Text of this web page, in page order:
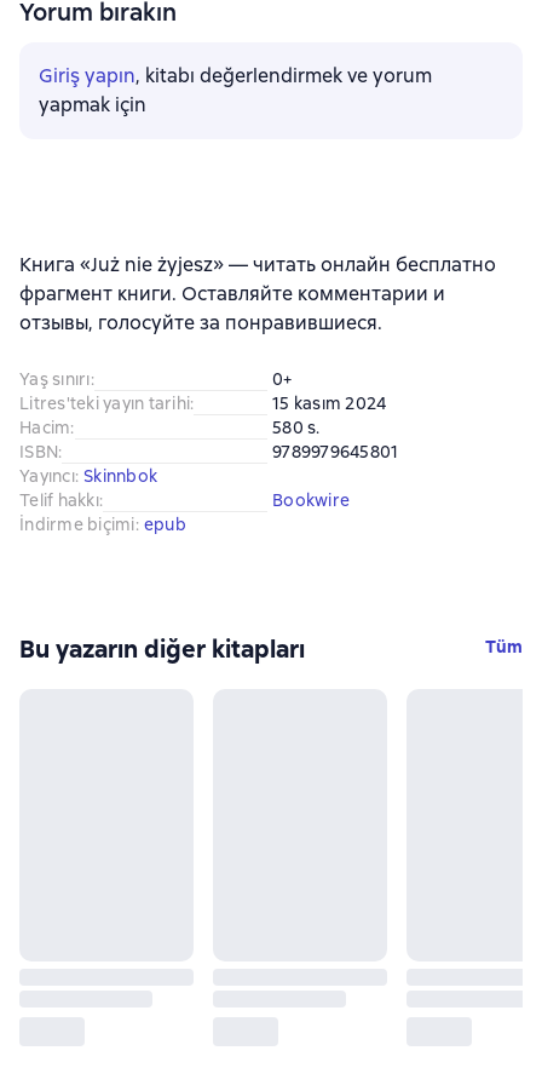
Yorum bırakın
Giriş yapın, kitabı değerlendirmek ve yorum
yapmak için
Книга «Już nie żyjesz» — читать онлайн бесплатно
фрагмент книги. Оставляйте комментарии и
отзывы, голосуйте за понравившиеся.
Yaş sınırı:
0+
Litres'teki yayın tarihi:
15 kasım 2024
Hacim:
580 s.
ISBN:
9789979645801
Yayıncı: Skinnbok
Telif hakkı:
Bookwire
İndirme biçimi: epub
Bu yazarın diğer kitapları Tüm